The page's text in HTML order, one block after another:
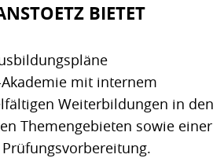
BIETET
Akademie mit internem
Weiterbildungen in den
Themengebieten sowie einer